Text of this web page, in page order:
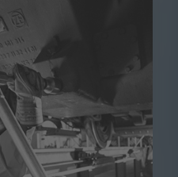
bereit